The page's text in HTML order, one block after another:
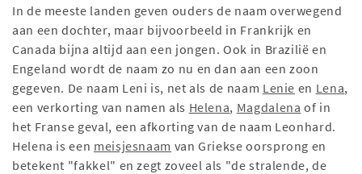
In de meeste landen geven ouders de naam overwegend
aan een dochter, maar bijvoorbeeld in Frankrijk en
Canada bijna altijd aan een jongen. Ook in Brazilië en
Engeland wordt de naam zo nu en dan aan een zoon
gegeven. De naam Leni is, net als de naam Lenie en Lena,
een verkorting van namen als Helena, Magdalena of in
het Franse geval, een afkorting van de naam Leonhard.
Helena is een meisjesnaam van Griekse oorsprong en
betekent "fakkel" en zegt zoveel als "de stralende, de